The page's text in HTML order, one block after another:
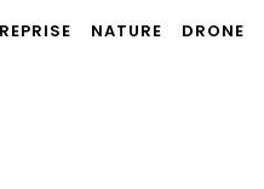
NATURE DRONE